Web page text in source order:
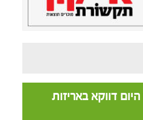
דווקא באריזות